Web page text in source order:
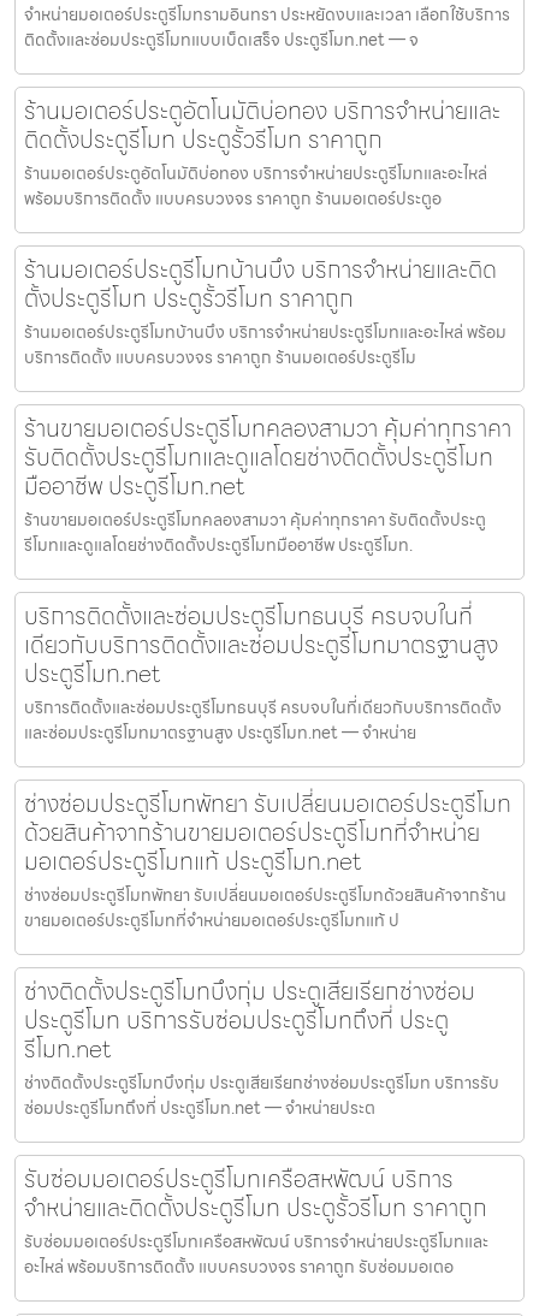
จำหน่ายมอเตอร์ประตูรีโมทรามอินทรา ประหยัดงบและเวลา เลือกใช้บริการ
ติดตั้งและซ่อมประตูรีโมทแบบเบ็ดเสร็จ ประตูรีโมท.net — จ
ร้านมอเตอร์ประตูอัตโนมัติบ่อทอง บริการจำหน่ายและ
ติดตั้งประตูรีโมท ประตูรั้วรีโมท ราคาถูก
ร้านมอเตอร์ประตูอัตโนมัติบ่อทอง บริการจำหน่ายประตูรีโมทและอะไหล่
พร้อมบริการติดตั้ง แบบครบวงจร ราคาถูก ร้านมอเตอร์ประตูอ
ร้านมอเตอร์ประตูรีโมทบ้านบึง บริการจำหน่ายและติด
ตั้งประตูรีโมท ประตูรั้วรีโมท ราคาถูก
ร้านมอเตอร์ประตูรีโมทบ้านบึง บริการจำหน่ายประตูรีโมทและอะไหล่ พร้อม
บริการติดตั้ง แบบครบวงจร ราคาถูก ร้านมอเตอร์ประตูรีโม
ร้านขายมอเตอร์ประตูรีโมทคลองสามวา คุ้มค่าทุกราคา
รับติดตั้งประตูรีโมทและดูแลโดยช่างติดตั้งประตูรีโมท
มืออาชีพ ประตูรีโมท.net
ร้านขายมอเตอร์ประตูรีโมทคลองสามวา คุ้มค่าทุกราคา รับติดตั้งประตู
รีโมทและดูแลโดยช่างติดตั้งประตูรีโมทมืออาชีพ ประตูรีโมท.
บริการติดตั้งและซ่อมประตูรีโมทธนบุรี ครบจบในที่
เดียวกับบริการติดตั้งและซ่อมประตูรีโมทมาตรฐานสูง
ประตูรีโมท.net
บริการติดตั้งและซ่อมประตูรีโมทธนบุรี ครบจบในที่เดียวกับบริการติดตั้ง
และซ่อมประตูรีโมทมาตรฐานสูง ประตูรีโมท.net — จำหน่าย
ช่างซ่อมประตูรีโมทพัทยา รับเปลี่ยนมอเตอร์ประตูรีโมท
ด้วยสินค้าจากร้านขายมอเตอร์ประตูรีโมทที่จำหน่าย
มอเตอร์ประตูรีโมทแท้ ประตูรีโมท.net
ช่างซ่อมประตูรีโมทพัทยา รับเปลี่ยนมอเตอร์ประตูรีโมทด้วยสินค้าจากร้าน
ขายมอเตอร์ประตูรีโมทที่จำหน่ายมอเตอร์ประตูรีโมทแท้ ป
ช่างติดตั้งประตูรีโมทบึงกุ่ม ประตูเสียเรียกช่างซ่อม
ประตูรีโมท บริการรับซ่อมประตูรีโมทถึงที่ ประตู
รีโมท.net
ช่างติดตั้งประตูรีโมทบึงกุ่ม ประตูเสียเรียกช่างซ่อมประตูรีโมท บริการรับ
ซ่อมประตูรีโมทถึงที่ ประตูรีโมท.net — จำหน่ายประต
รับซ่อมมอเตอร์ประตูรีโมทเครือสหพัฒน์ บริการ
จำหน่ายและติดตั้งประตูรีโมท ประตูรั้วรีโมท ราคาถูก
รับซ่อมมอเตอร์ประตูรีโมทเครือสหพัฒน์ บริการจำหน่ายประตูรีโมทและ
อะไหล่ พร้อมบริการติดตั้ง แบบครบวงจร ราคาถูก รับซ่อมมอเตอ